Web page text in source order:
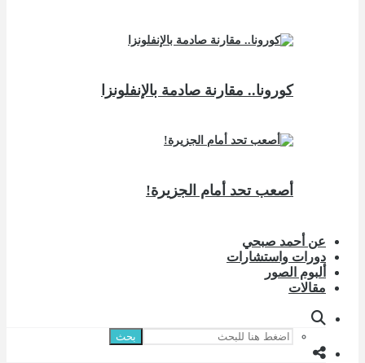
كورونا.. مقارنة صادمة بالإنفلونزا
أصعب تحد أمام الجزيرة!
عن أحمد صبحي
دورات واستشارات
ألبوم الصور
مقالات
بحث